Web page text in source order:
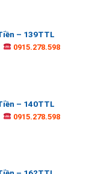
– 139TTL
0915.278.598
– 140TTL
0915.278.598